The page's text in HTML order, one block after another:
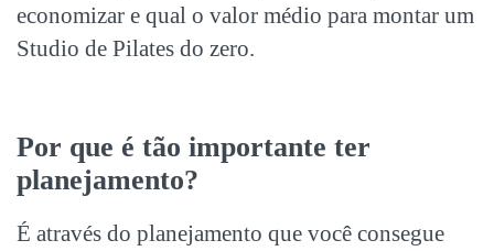
economizar e qual o valor médio para montar um
Studio de Pilates do zero.
Por que é tão importante ter
planejamento?
É através do planejamento que você consegue